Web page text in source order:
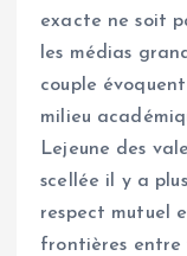
exacte ne soit
les médias
couple
milieu
Lejeune des
scellée il y a
respect mutuel
frontières entre